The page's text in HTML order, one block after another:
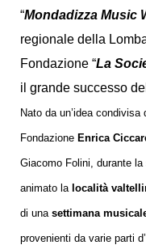
“Mondadizza Music
regionale della
Fondazione “La
il grande successo
Nato da un’idea
Fondazione Enrica
Giacomo Folini, durante
animato la località
di una settimana
provenienti da varie parti